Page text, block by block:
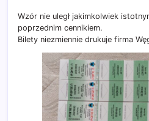
Wzór nie uległ jakimkolwiek
poprzednim cennikiem.
Bilety niezmiennie drukuje firma